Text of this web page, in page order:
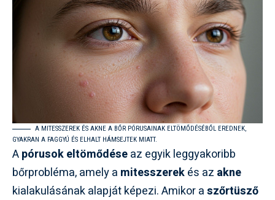
A MITESSZEREK ÉS AKNE A BŐR PÓRUSAINAK ELTÖMŐDÉSÉBŐL EREDNEK,
GYAKRAN A FAGGYÚ ÉS ELHALT HÁMSEJTEK MIATT.
Apórusok eltömődéseaz egyik leggyakoribb
bőrprobléma, amely a mitesszerekés az akne
kialakulásának alapját képezi. Amikor aszőrtüsző